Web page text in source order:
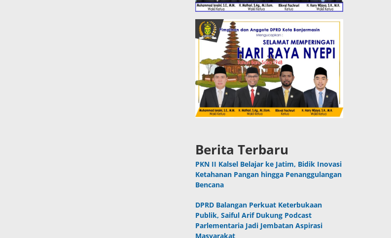
Berita Terbaru
PKN II Kalsel Belajar ke Jatim, Bidik Inovasi
Ketahanan Pangan hingga Penanggulangan
Bencana
DPRD Balangan Perkuat Keterbukaan
Publik, Saiful Arif Dukung Podcast
Parlementaria Jadi Jembatan Aspirasi
Masyarakat